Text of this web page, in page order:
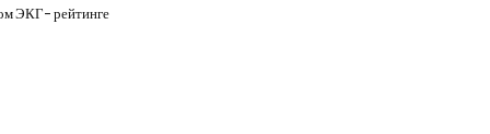
ЭКГ- рейтинге